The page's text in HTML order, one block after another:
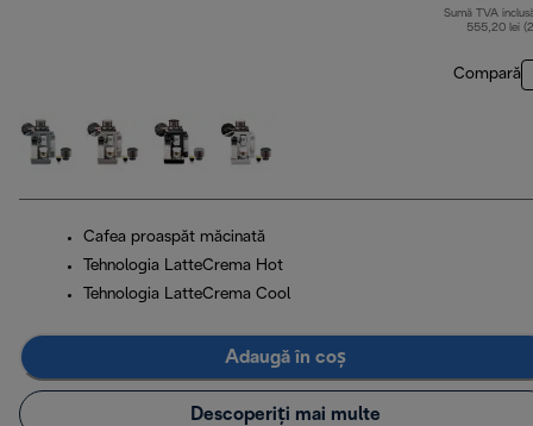
Sumă TVA
555,20 lei
Compară
Cafea proaspăt măcinată
Tehnologia LatteCrema Hot
Tehnologia LatteCrema Cool
Adaugă în coș
Descoperiți mai multe